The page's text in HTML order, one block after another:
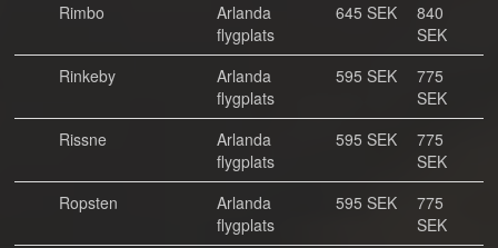
Rimbo
Arlanda
flygplats
645 SEK
840
SEK
Rinkeby
Arlanda
flygplats
595 SEK
775
SEK
Rissne
Arlanda
flygplats
595 SEK
775
SEK
Ropsten
Arlanda
flygplats
595 SEK
775
SEK